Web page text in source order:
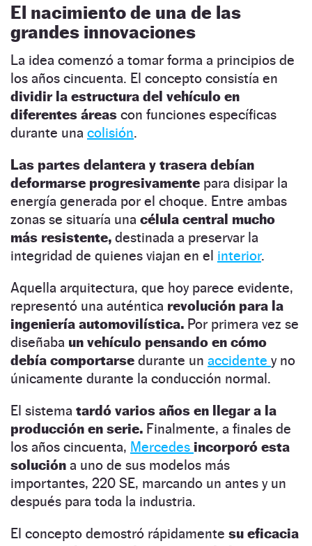
El nacimiento de una de las
grandes innovaciones
La idea comenzó a tomar forma a principios de
los años cincuenta. El concepto consistía en
dividir la estructura del vehículo en
diferentes áreas con funciones específicas
durante una colisión.
Las partes delantera y trasera debían
deformarse progresivamente para disipar la
energía generada por el choque. Entre ambas
zonas se situaría una célula central mucho
más resistente, destinada a preservar la
integridad de quienes viajan en el interior.
Aquella arquitectura, que hoy parece evidente,
representó una auténtica revolución para la
ingeniería automovilística. Por primera vez se
diseñaba un vehículo pensando en cómo
debía comportarse durante un accidente y no
únicamente durante la conducción normal.
El sistema tardó varios años en llegar a la
producción en serie. Finalmente, a finales de
los años cincuenta, Mercedes incorporó esta
solución a uno de sus modelos más
importantes, 220 SE, marcando un antes y un
después para toda la industria.
El concepto demostró rápidamente su eficacia